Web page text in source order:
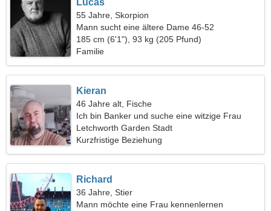
Lucas
55 Jahre, Skorpion
Mann sucht eine ältere Dame 46-52
185 cm (6'1"), 93 kg (205 Pfund)
Familie
Kieran
46 Jahre alt, Fische
Ich bin Banker und suche eine witzige Frau
Letchworth Garden Stadt
Kurzfristige Beziehung
Richard
36 Jahre, Stier
Mann möchte eine Frau kennenlernen